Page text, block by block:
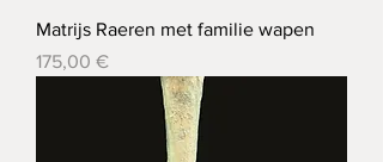
Matrijs Raeren met familie wapen
Prix
175,00 €